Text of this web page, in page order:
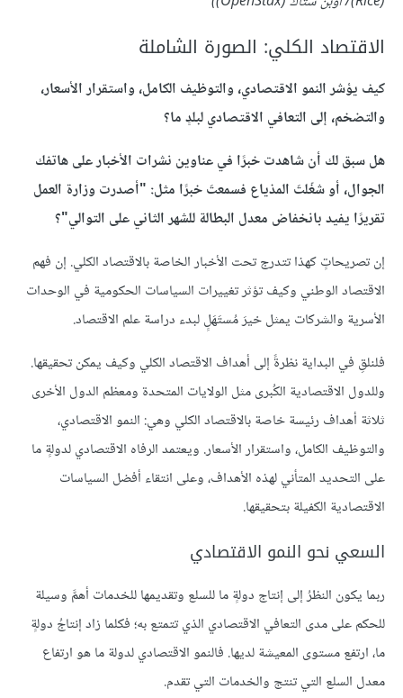
الاقتصاد الكلي: الصورة الشاملة
كيف يؤشر النمو الاقتصادي، والتوظيف الكامل، واستقرار الأسعار،
والتضخم، إلى التعافي الاقتصادي لبلدٍ ما؟
هل سبق لك أن شاهدت خبرًا في عناوين نشرات الأخبار على هاتفك
الجوال، أو شغّلتَ المذياع فسمعتَ خبرًا مثل: "أصدرت وزارة العمل
تقريرًا يفيد بانخفاض معدل البطالة للشهر الثاني على التوالي"؟
إن تصريحاتٍ كهذا تتدرج تحت الأخبار الخاصة بالاقتصاد الكلي. إن فهم
الاقتصاد الوطني وكيف تؤثر تغييرات السياسات الحكومية في الوحدات
الأسرية والشركات يمثل خيرَ مُستَهَلٍ لبدء دراسة علم الاقتصاد.
فلنلقِ في البداية نظرةً إلى أهداف الاقتصاد الكلي وكيف يمكن تحقيقها.
وللدول الاقتصادية الكُبرى مثل الولايات المتحدة ومعظم الدول الأخرى
ثلاثة أهداف رئيسة خاصة بالاقتصاد الكلي وهي: النمو الاقتصادي،
والتوظيف الكامل، واستقرار الأسعار. ويعتمد الرفاه الاقتصادي لدولةٍ ما
على التحديد المتأني لهذه الأهداف، وعلى انتقاء أفضل السياسات
الاقتصادية الكفيلة بتحقيقها.
السعي نحو النمو الاقتصادي
ربما يكون النظرُ إلى إنتاج دولةٍ ما للسلع وتقديمها للخدمات أهمَّ وسيلة
للحكم على مدى التعافي الاقتصادي الذي تتمتع به؛ فكلما زاد إنتاجُ دولةٍ
ما، ارتفع مستوى المعيشة لديها. فالنمو الاقتصادي لدولة ما هو ارتفاع
معدل السلع التي تنتج والخدمات التي تقدم.